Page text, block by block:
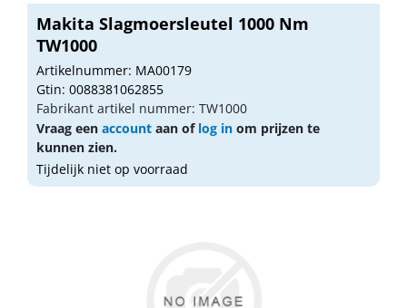
Makita Slagmoersleutel 1000 Nm
TW1000
Artikelnummer: MA00179
Gtin: 0088381062855
Fabrikant artikel nummer: TW1000
Vraag een account aan of log in om prijzen te
kunnen zien.
Tijdelijk niet op voorraad